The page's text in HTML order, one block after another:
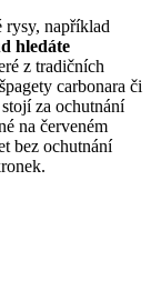
rysy, například
hledáte
z tradičních
carbonara či
za ochutnání
na červeném
bez ochutnání